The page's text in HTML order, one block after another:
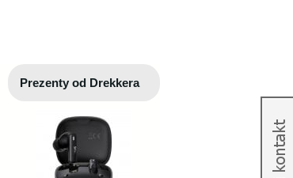
Prezenty od Drekkera